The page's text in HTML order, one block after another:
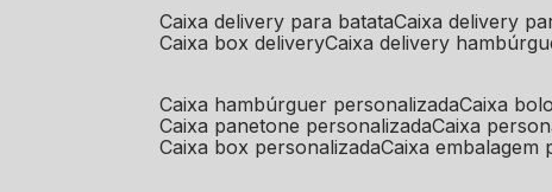
caixa delivery para batata caixa delivery
caixa box delivery caixa delivery
caixa hambúrguer personalizada caixa
caixa panetone personalizada caixa
caixa box personalizada caixa